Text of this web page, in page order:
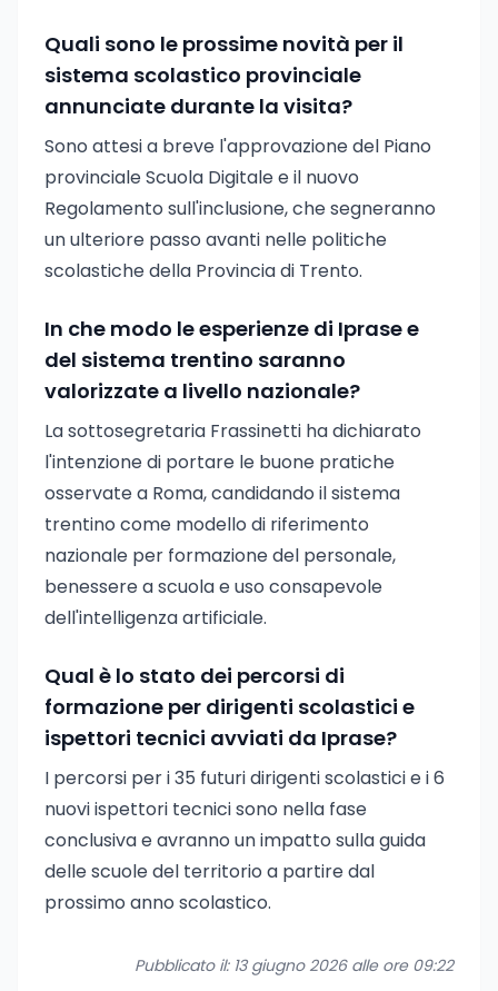
Quali sono le prossime novità per il
sistema scolastico provinciale
annunciate durante la visita?
Sono attesi a breve l'approvazione del Piano
provinciale Scuola Digitale e il nuovo
Regolamento sull'inclusione, che segneranno
un ulteriore passo avanti nelle politiche
scolastiche della Provincia di Trento.
In che modo le esperienze di Iprase e
del sistema trentino saranno
valorizzate a livello nazionale?
La sottosegretaria Frassinetti ha dichiarato
l'intenzione di portare le buone pratiche
osservate a Roma, candidando il sistema
trentino come modello di riferimento
nazionale per formazione del personale,
benessere a scuola e uso consapevole
dell'intelligenza artificiale.
Qual è lo stato dei percorsi di
formazione per dirigenti scolastici e
ispettori tecnici avviati da Iprase?
I percorsi per i 35 futuri dirigenti scolastici e i 6
nuovi ispettori tecnici sono nella fase
conclusiva e avranno un impatto sulla guida
delle scuole del territorio a partire dal
prossimo anno scolastico.
Pubblicato il: 13 giugno 2026 alle ore 09:22